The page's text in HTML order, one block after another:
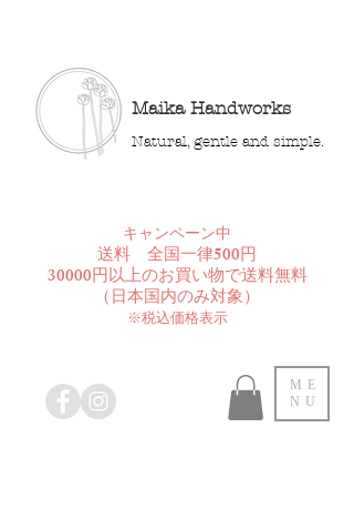
Maika Handworks
Natural, gentle and simple.
​キャンペーン中
送料 全国一律500円
30000円以上のお買い物で送料無料
​（日本国内のみ対象）
※税込価格表示
ME
NU